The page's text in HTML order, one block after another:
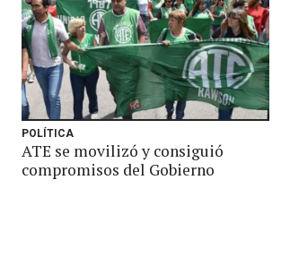
POLÍTICA
ATE se movilizó y consiguió
compromisos del Gobierno